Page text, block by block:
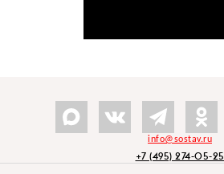
info@sostav.ru
+7 (495) 274-05-25